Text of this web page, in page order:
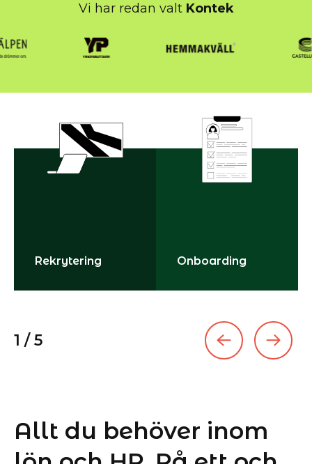
Vi har redan valt Kontek
Rekrytering Onboarding
1 /5
Allt du behöver inom